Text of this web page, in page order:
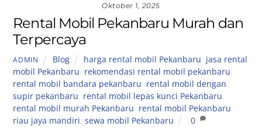
Oktober 1, 2025
Rental Mobil Pekanbaru Murah dan
Terpercaya
ADMIN Blog harga rental mobil Pekanbaru jasa rental
mobil Pekanbaru rekomendasi rental mobil pekanbaru
rental mobil bandara pekanbaru rental mobil dengan
supir pekanbaru rental mobil lepas kunci Pekanbaru
rental mobil murah Pekanbaru rental mobil Pekanbaru
riau jaya mandiri ,sewa mobil Pekanbaru 0